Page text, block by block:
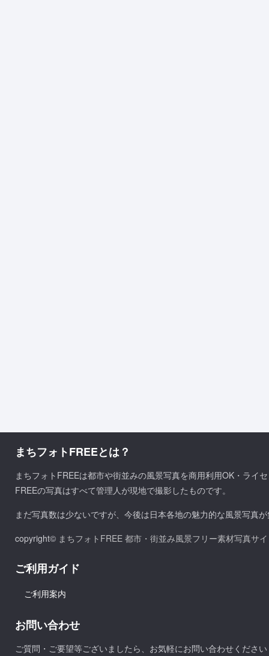
まちフォトFREEとは？
まちフォトFREEは都市や街並みの風景写真を商用利用OK・ライ
FREEの写真はすべて管理人が現地で撮影したものです。
まだ写真数は少ないですが、今後は日本各地の魅力的な風景写真
copyright© まちフォトFREE 都市・街並み風景フリー素材写真サ
ご利用ガイド
ご利用案内
お問い合わせ
ご質問・ご要望等ございましたら、お気軽にお問い合わせください